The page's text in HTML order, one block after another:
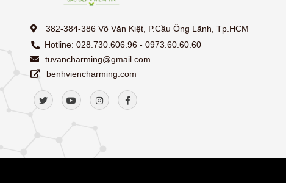
382-384-386 Võ Văn Kiệt, P.Cầu Ông Lãnh, Tp.HCM
Hotline: 028.730.606.96 - 0973.60.60.60
tuvancharming@gmail.com
benhviencharming.com